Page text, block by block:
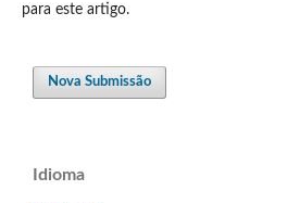
para este artigo.
Nova Submissão
Idioma